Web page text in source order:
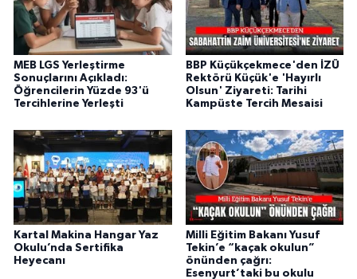
MEB LGS Yerleştirme
Sonuçlarını Açıkladı:
Öğrencilerin Yüzde 93'ü
Tercihlerine Yerleşti
BBP Küçükçekmece'den İZÜ
Rektörü Küçük'e 'Hayırlı
Olsun' Ziyareti: Tarihi
Kampüste Tercih Mesaisi
Kartal Makina Hangar Yaz
Okulu’nda Sertifika
Heyecanı
Milli Eğitim Bakanı Yusuf
Tekin’e “kaçak okulun”
önünden çağrı:
Esenyurt’taki bu okulu